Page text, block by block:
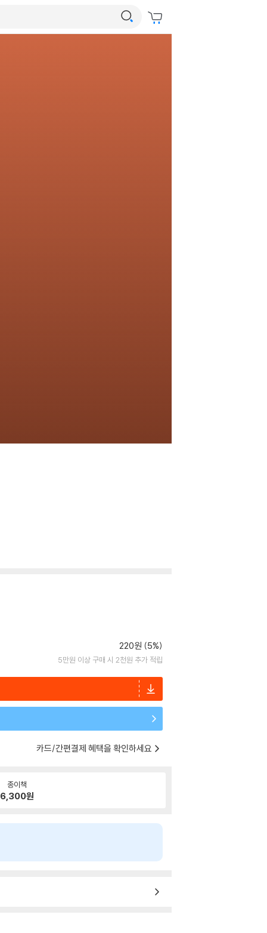
220원 (5%)
5만원 이상 구매 시 2천원 추가 적립
카드/간편결제 혜택을 확인하세요
종이책
6,300원